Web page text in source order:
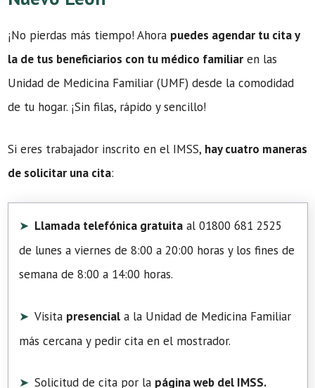
¡No pierdas más tiempo! Ahora puedes agendar tu cita y
la de tus beneficiarios con tu médico familiar en las
Unidad de Medicina Familiar (UMF) desde la comodidad
de tu hogar. ¡Sin filas, rápido y sencillo!
Si eres trabajador inscrito en el IMSS, hay cuatro maneras
de solicitar una cita:
Llamada telefónica gratuita al 01800 681 2525
de lunes a viernes de 8:00 a 20:00 horas y los fines de
semana de 8:00 a 14:00 horas.
Visita presencial a la Unidad de Medicina Familiar
más cercana y pedir cita en el mostrador.
Solicitud de cita por la página web del IMSS.